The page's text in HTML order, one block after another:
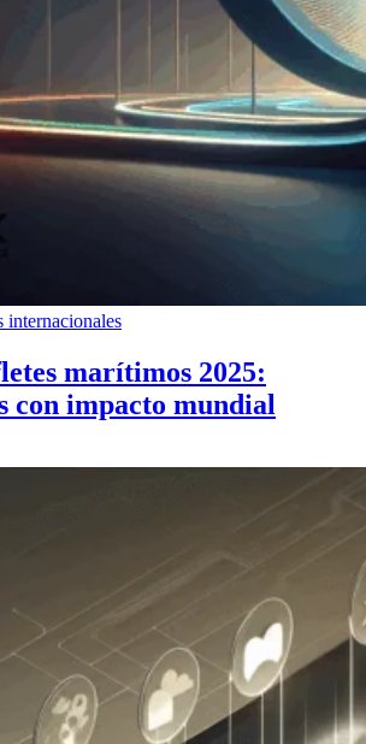
internacionales
marítimos 2025:
con impacto mundial